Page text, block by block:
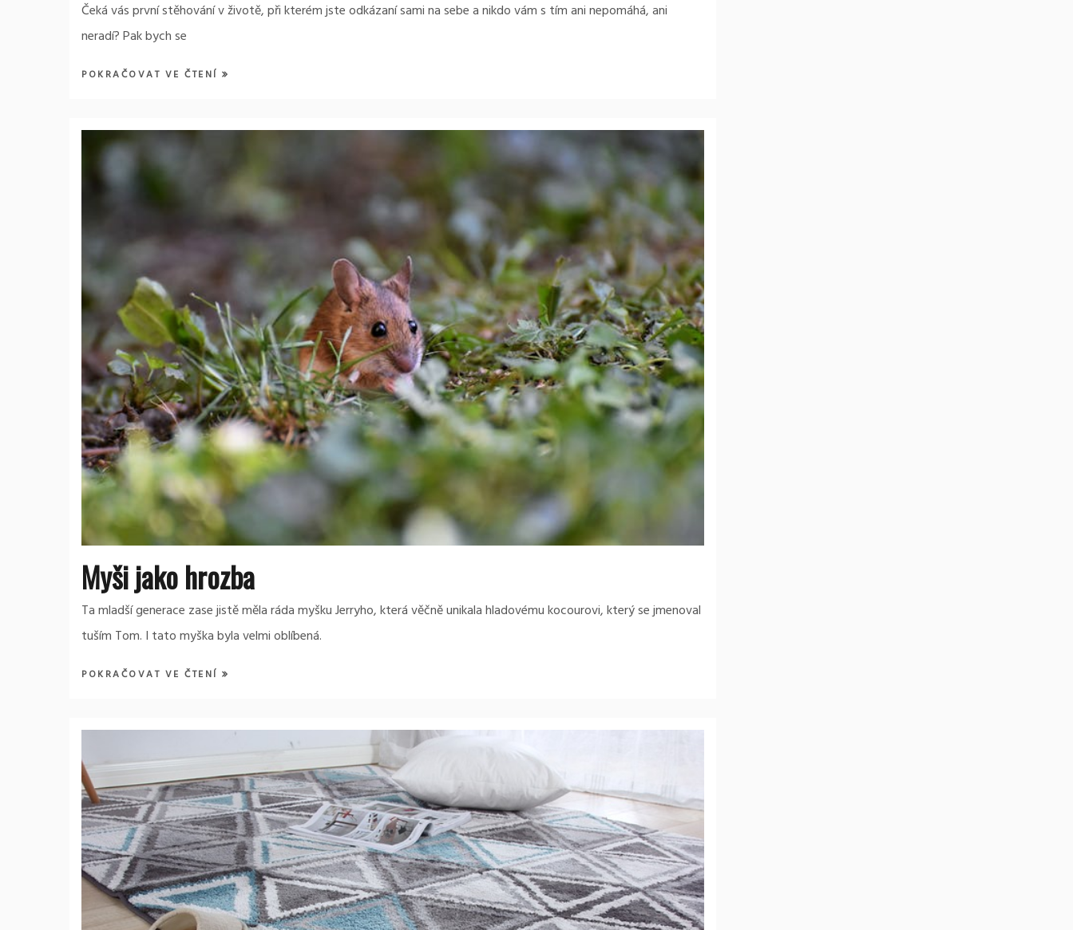
Čeká vás první stěhování v životě, při kterém jste odkázaní sami na sebe a nikdo vám s tím ani nepomáhá, ani
neradí? Pak bych se
POKRAČOVAT VE ČTENÍ
Myši jako hrozba
Ta mladší generace zase jistě měla ráda myšku Jerryho, která věčně unikala hladovému kocourovi, který se jmenoval
tuším Tom. I tato myška byla velmi oblíbená.
POKRAČOVAT VE ČTENÍ